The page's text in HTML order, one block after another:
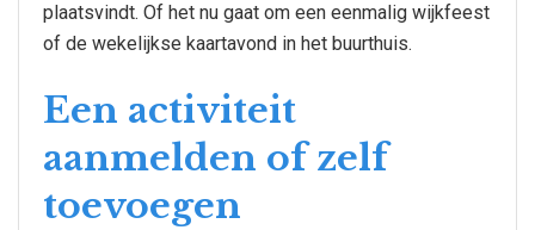
plaatsvindt. Of het nu gaat om een eenmalig wijkfeest
of de wekelijkse kaartavond in het buurthuis.
Een activiteit
aanmelden of zelf
toevoegen